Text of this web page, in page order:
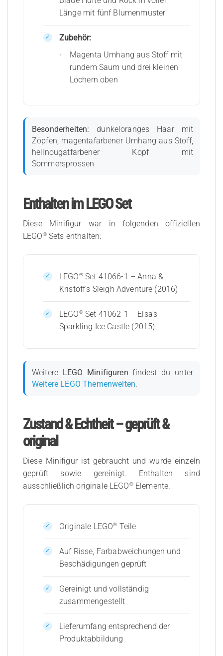
Länge mit fünf Blumenmuster
Zubehör:
Magenta Umhang aus Stoff mit
rundem Saum und drei kleinen
Löchern oben
Besonderheiten: dunkeloranges Haar mit
Zöpfen, magentafarbener Umhang aus Stoff,
hellnougatfarbener Kopf mit
Sommersprossen
Enthalten im LEGO Set
Diese Minifigur war in folgenden offiziellen
LEGO®Sets enthalten:
LEGO®Set 41066-1 – Anna &
Kristoff’s Sleigh Adventure (2016)
LEGO®Set 41062-1 – Elsa’s
Sparkling Ice Castle (2015)
Weitere LEGO Minifiguren findest du unter
Weitere LEGO Themenwelten.
Zustand & Echtheit – geprüft &
original
Diese Minifigur ist gebraucht und wurde einzeln
geprüft sowie gereinigt. Enthalten sind
ausschließlich originale LEGO®Elemente.
Originale LEGO® Teile
Auf Risse, Farbabweichungen und
Beschädigungen geprüft
Gereinigt und vollständig
zusammengestellt
Lieferumfang entsprechend der
Produktabbildung